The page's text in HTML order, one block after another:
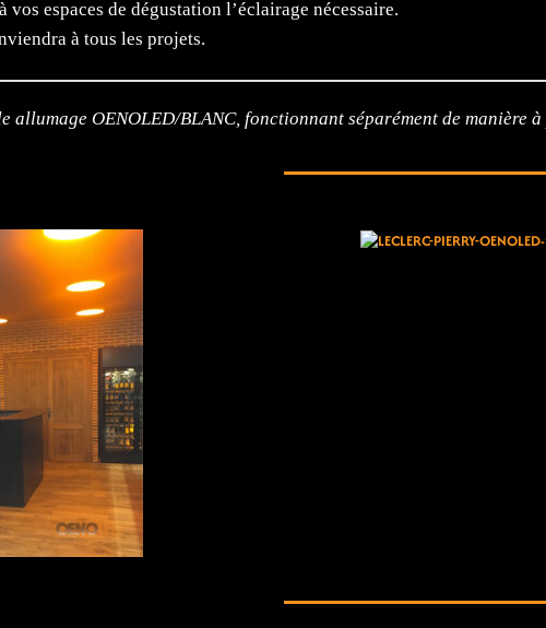
espaces de dégustation l’éclairage nécessaire.
à tous les projets.
allumage OENOLED/BLANC, fonctionnant séparément de manière